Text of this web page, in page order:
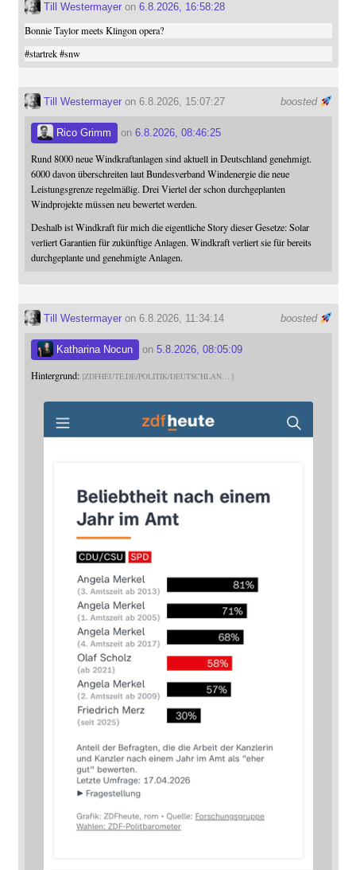
Till Westermayeron 6.8.2026, 16:58:28
Bonnie Taylor meets Klingon opera?
#startrek #snw
boosted
Till Westermayeron 6.8.2026, 15:07:27
Rico Grimm on 6.8.2026, 08:46:25
Rund 8000 neue Windkraftanlagen sind aktuell in Deutschland genehmigt.
6000 davon überschreiten laut Bundesverband Windenergie die neue
Leistungsgrenze regelmäßig. Drei Viertel der schon durchgeplanten
Windprojekte müssen neu bewertet werden.
Deshalb ist Windkraft für mich die eigentliche Story dieser Gesetze: Solar
verliert Garantien für zukünftige Anlagen. Windkraft verliert sie für bereits
durchgeplante und genehmigte Anlagen.
boosted
Till Westermayeron 6.8.2026, 11:34:14
Katharina Nocun on 5.8.2026, 08:05:09
Hintergrund: ZDFHEUTE.DE/POLITIK/DEUTSCHLAN